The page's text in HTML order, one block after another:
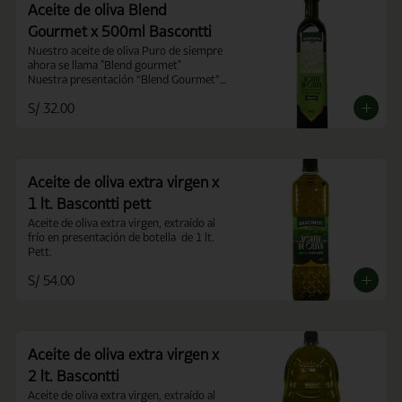
Aceite de oliva Blend
Gourmet x 500ml Bascontti
Nuestro aceite de oliva Puro de siempre
ahora se llama "Blend gourmet"
Nuestra presentación “Blend Gourmet”
aceite que conocías como Aceite de
S/ 32.00
Aceite de oliva extra virgen x
1 lt. Bascontti pett
Aceite de oliva extra virgen, extraído al
frío en presentación de botella  de 1 lt.
Pett.
S/ 54.00
Aceite de oliva extra virgen x
2 lt. Bascontti
Aceite de oliva extra virgen, extraído al